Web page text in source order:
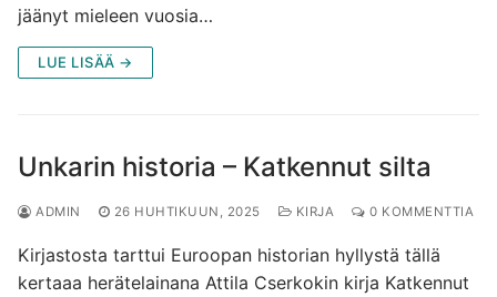
jäänyt mieleen vuosia…
LUE LISÄÄ →
Unkarin historia – Katkennut silta
ADMIN 26 HUHTIKUUN, 2025 KIRJA 0 KOMMENTTIA
Kirjastosta tarttui Euroopan historian hyllystä tällä
kertaaa herätelainana Attila Cserkokin kirja Katkennut